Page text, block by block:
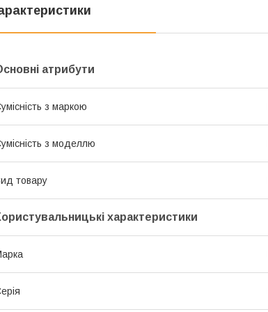
атрибути
з маркою
з моделлю
товару
характеристики